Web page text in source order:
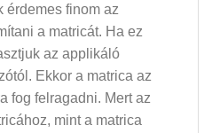
érdemes finom az
a matricát. Ha ez
az applikáló
Ekkor a matrica az
fog felragadni. Mert az
mint a matrica